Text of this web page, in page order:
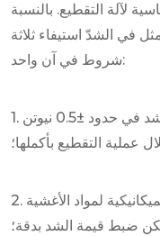
لآلة التقطيع. بالنسبة
في الشدّ استيفاء ثلاثة
شروط في آن واحد:
1. ثابت - يجب التحكم في نطاق تقلبات الشد في حدود ±0.5 نيوتن
عملية التقطيع بأكملها؛
2. قابل للتعديل - وفقًا للخصائص الميكانيكية لمواد الأغشية
ضبط قيمة الشد بدقة؛